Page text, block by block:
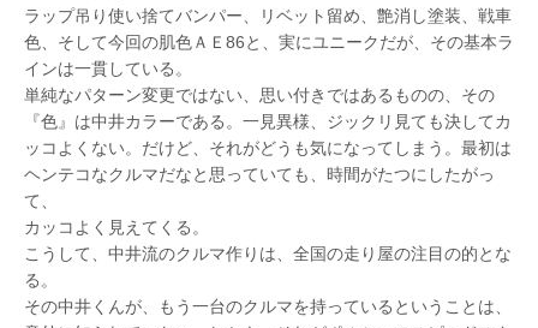
ラップ吊り使い捨てバンパー、リベット留め、艶消し塗装、戦車
色、そして今回の肌色ＡＥ86と、実にユニークだが、その基本ラ
インは一貫している。
単純なパターン変更ではない、思い付きではあるものの、その
『色』は中井カラーである。一見異様、ジックリ見ても決してカ
ッコよくない。だけど、それがどうも気になってしまう。最初は
ヘンテコなクルマだなと思っていても、時間がたつにしたがっ
て、
カッコよく見えてくる。
こうして、中井流のクルマ作りは、全国の走り屋の注目の的とな
る。
その中井くんが、もう一台のクルマを持っているということは、